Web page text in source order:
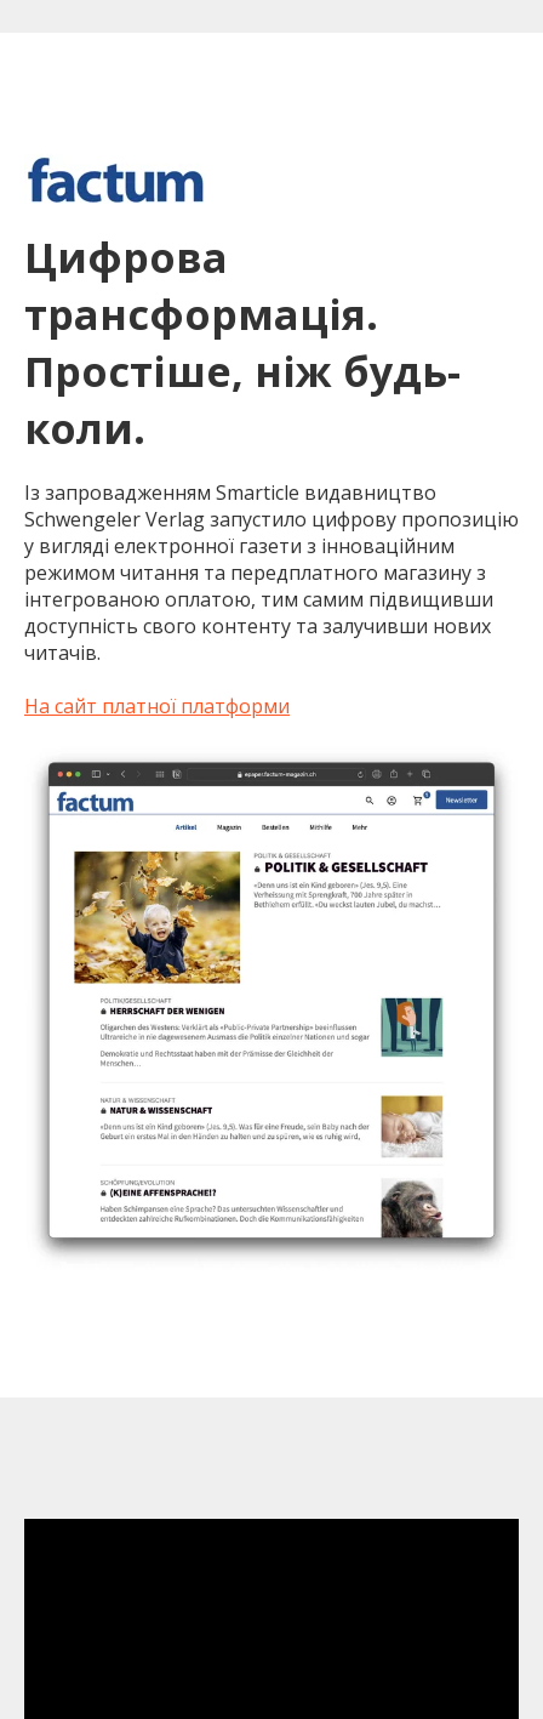
Цифрова
трансформація.
Простіше, ніж будь-
коли.
Із запровадженням Smarticle видавництво
Schwengeler Verlag запустило цифрову пропозицію
у вигляді електронної газети з інноваційним
режимом читання та передплатного магазину з
інтегрованою оплатою, тим самим підвищивши
доступність свого контенту та залучивши нових
читачів.
На сайт платної платформи